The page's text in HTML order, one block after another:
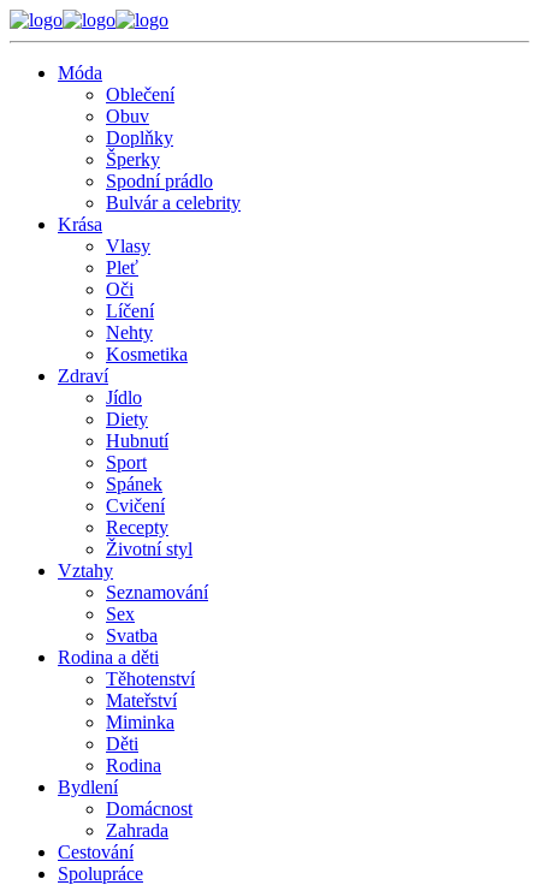
Móda
Oblečení
Obuv
Doplňky
Šperky
Spodní prádlo
Bulvár a celebrity
Krása
Vlasy
Pleť
Oči
Líčení
Nehty
Kosmetika
Zdraví
Jídlo
Diety
Hubnutí
Sport
Spánek
Cvičení
Recepty
Životní styl
Vztahy
Seznamování
Sex
Svatba
Rodina a děti
Těhotenství
Mateřství
Miminka
Děti
Rodina
Bydlení
Domácnost
Zahrada
Cestování
Spolupráce